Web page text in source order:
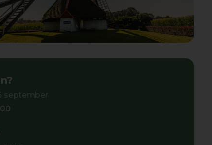
september